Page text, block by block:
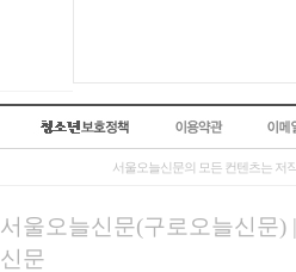
서울오늘신문의 모든 컨텐츠는 저
서울오늘신문(구로오늘신문)
신문